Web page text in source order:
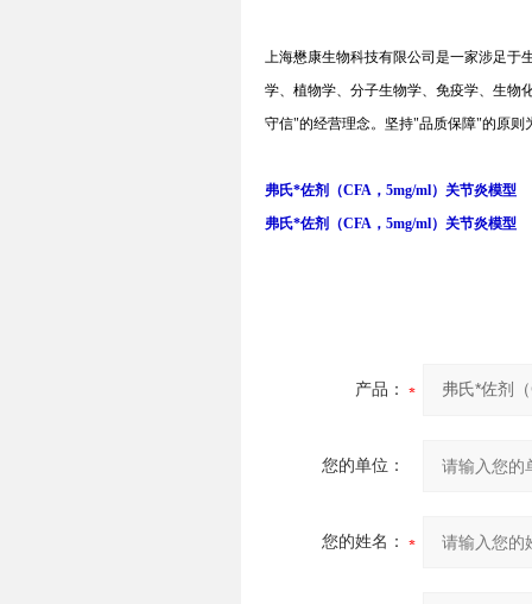
上海懋康生物科技有限公司是一家涉足于
学、植物学、分子生物学、免疫学、生物
守信"的经营理念。坚持"品质保障"的原则
弗氏*佐剂（CFA，5mg/ml）关节炎模型
弗氏*佐剂（CFA，5mg/ml）关节炎模型
产品：
您的单位：
您的姓名：